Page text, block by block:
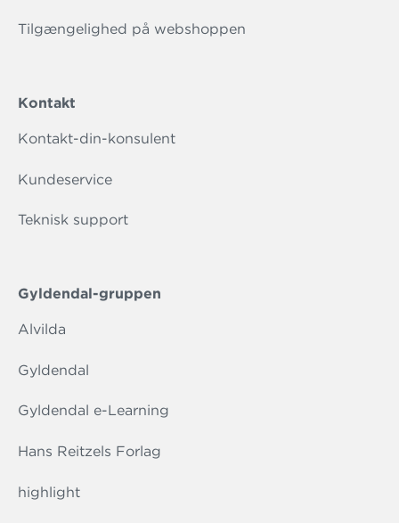
Tilgængelighed på webshoppen
Kontakt
Kontakt-din-konsulent
Kundeservice
Teknisk support
Gyldendal-gruppen
Alvilda
Gyldendal
Gyldendal e-Learning
Hans Reitzels Forlag
highlight